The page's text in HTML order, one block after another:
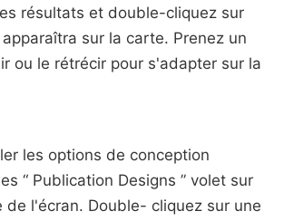
résultats et double-cliquez sur
sur la carte. Prenez un
ou le rétrécir pour s'adapter sur la
les options de conception
“ Publication Designs ” volet sur
de l'écran. Double- cliquez sur une